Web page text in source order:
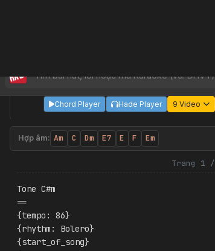
Chord Player Hade Player 9 Video
Hợp âm: Am C Dm E7 E F Em
Trang 1
Tone C#m
==
{tempo: 86}
{rhythm: Bolero}
{start_of_song}